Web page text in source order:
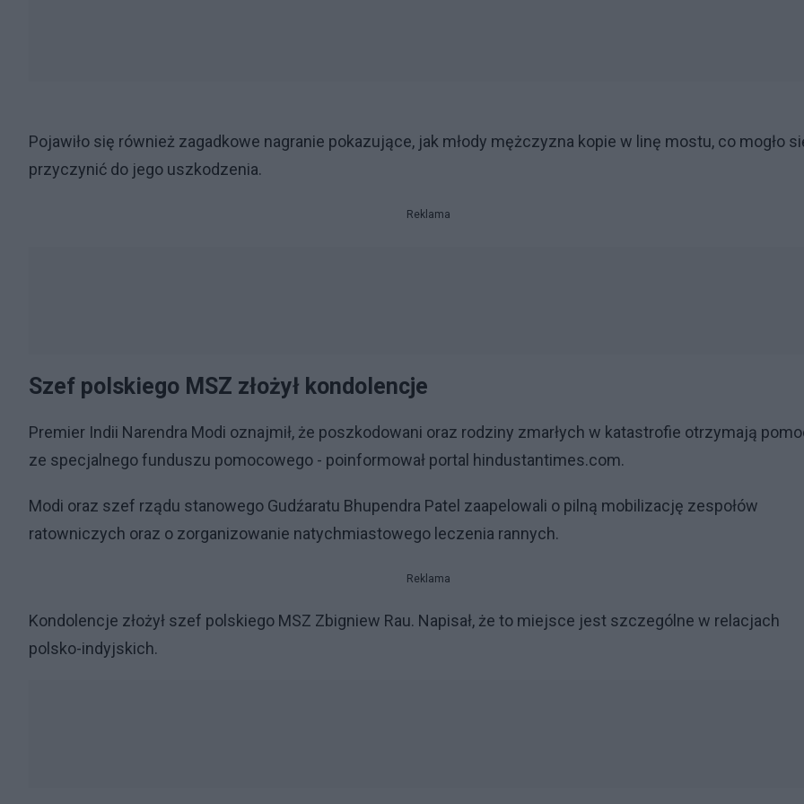
Pojawiło się również zagadkowe nagranie pokazujące, jak młody mężczyzna kopie w linę mostu, co mogło
przyczynić do jego uszkodzenia.
Reklama
Szef polskiego MSZ złożył kondolencje
Premier Indii Narendra Modi oznajmił, że poszkodowani oraz rodziny zmarłych w katastrofie otrzymają
ze specjalnego funduszu pomocowego - poinformował portal hindustantimes.com.
Modi oraz szef rządu stanowego Gudźaratu Bhupendra Patel zaapelowali o pilną mobilizację zespołów
ratowniczych oraz o zorganizowanie natychmiastowego leczenia rannych.
Reklama
Kondolencje złożył szef polskiego MSZ Zbigniew Rau. Napisał, że to miejsce jest szczególne w relacjach
polsko-indyjskich.